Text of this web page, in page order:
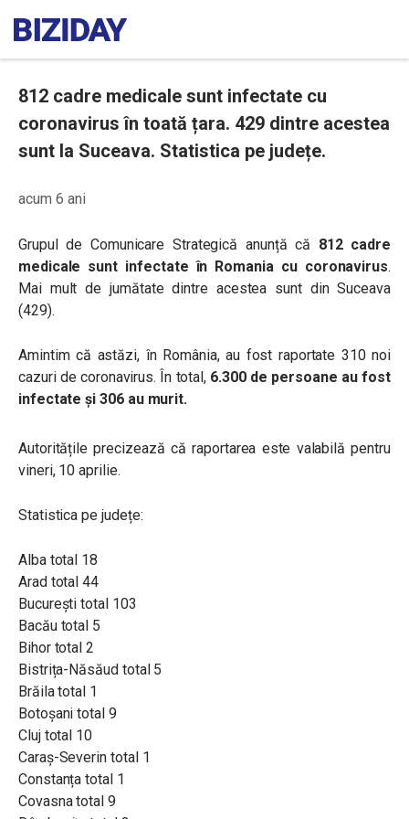
812 cadre medicale sunt infectate cu
coronavirus în toată țara. 429 dintre acestea
sunt la Suceava. Statistica pe județe.
acum 6 ani
Grupul de Comunicare Strategică anunță că 812 cadre
medicale sunt infectate în Romania cu coronavirus.
Mai mult de jumătate dintre acestea sunt din Suceava
(429).
Amintim că astăzi, în România, au fost raportate 310 noi
cazuri de coronavirus. În total, 6.300 de persoane au fost
infectate și 306 au murit.
Autoritățile precizează că raportarea este valabilă pentru
vineri, 10 aprilie.
Statistica pe județe:
Alba total 18
Arad total 44
București total 103
Bacău total 5
Bihor total 2
Bistrița-Năsăud total 5
Brăila total 1
Botoșani total 9
Cluj total 10
Caraș-Severin total 1
Constanța total 1
Covasna total 9